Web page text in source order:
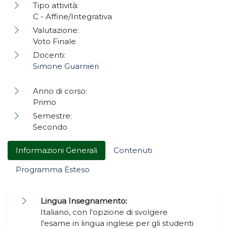
Informazioni Generali
Contenuti
Programma Esteso
Lingua Insegnamento:
Italiano, con l'opzione di svolgere
l'esame in lingua inglese per gli studenti
Tipo attività:
C - Affine/Integrativa
Valutazione:
Voto Finale
Docenti:
Simone Guarnieri
Anno di corso:
Primo
Semestre:
Secondo